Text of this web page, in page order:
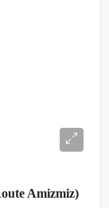
Amizmiz)